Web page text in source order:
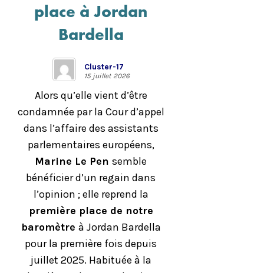
place à Jordan
Bardella
Cluster-17
15 juillet 2026
Alors qu’elle vient d’être
condamnée par la Cour d’appel
dans l’affaire des assistants
parlementaires européens,
Marine Le Pensemble
bénéficier d’un regain dans
l’opinion ; elle reprend la
première place de notre
baromètre à Jordan Bardella
pour la première fois depuis
juillet 2025. Habituée à la